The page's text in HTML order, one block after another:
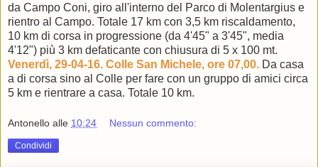
da Campo Coni, giro all'interno del Parco di Molentargius e
rientro al Campo. Totale 17 km con 3,5 km riscaldamento,
10 km di corsa in progressione (da 4'45" a 3'45", media
4'12") più 3 km defaticante con chiusura di 5 x 100 mt.
Venerdì, 29-04-16. Colle San Michele, ore 07,00. Da casa
a di corsa sino al Colle per fare con un gruppo di amici circa
5 km e rientrare a casa. Totale 10 km.
Antonello alle 10:24 Nessun commento:
Condividi